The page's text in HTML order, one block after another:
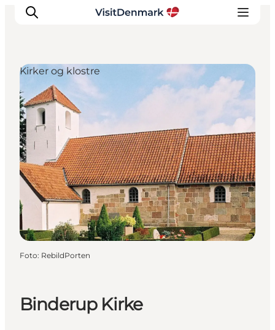
Inspiration
Destinationer
Oplevelser
Overnatning
Planlæg ferien
Binderup Kirke
Kirker og klostre
Foto: RebildPorten